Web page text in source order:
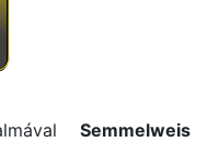
Semmelweis